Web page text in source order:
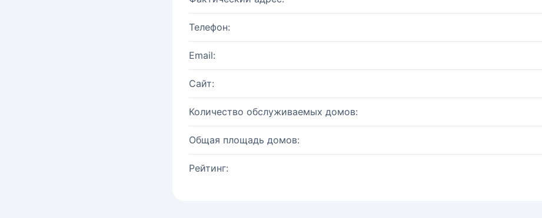
Телефон:
Email:
Сайт:
Количество обслуживаемых домов:
Общая площадь домов:
Рейтинг: